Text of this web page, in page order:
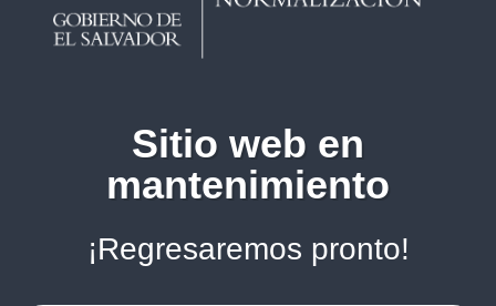
Sitio web en
mantenimiento
¡Regresaremos pronto!